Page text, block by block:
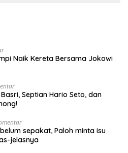
Naik Kereta Bersama Jokowi
Septian Hario Seto, dan
sepakat, Paloh minta isu
jelasnya